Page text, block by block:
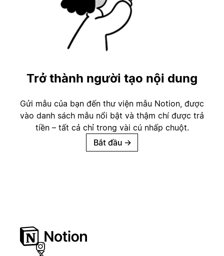
Trở thành người tạo nội dung
Gửi mẫu của bạn đến thư viện mẫu Notion, được
vào danh sách mẫu nổi bật và thậm chí được trả
tiền – tất cả chỉ trong vài cú nhấp chuột.
Bắt đầu →